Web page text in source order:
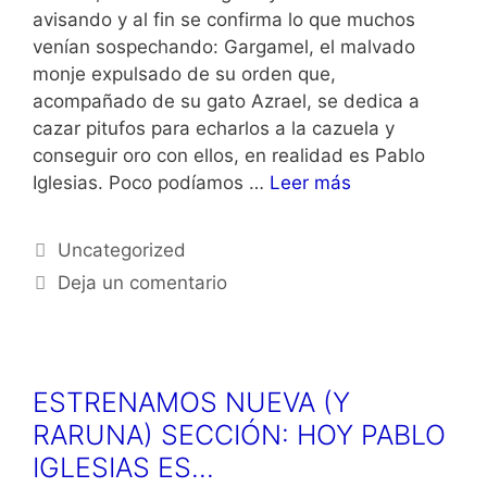
avisando y al fin se confirma lo que muchos
venían sospechando: Gargamel, el malvado
monje expulsado de su orden que,
acompañado de su gato Azrael, se dedica a
cazar pitufos para echarlos a la cazuela y
conseguir oro con ellos, en realidad es Pablo
Iglesias. Poco podíamos … Leer más
Categorías
Uncategorized
Deja un comentario
ESTRENAMOS NUEVA (Y
RARUNA) SECCIÓN: HOY PABLO
IGLESIAS ES…